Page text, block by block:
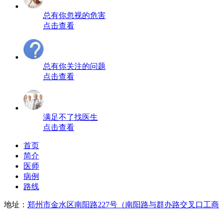
总有你忽视的危害
点击查看
总有你关注的问题
点击查看
满足不了找医生
点击查看
首页
简介
医师
病例
路线
地址： 郑州市金水区南阳路227号（南阳路与群办路交叉口工商